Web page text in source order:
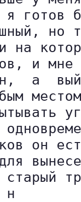
готов
на
и
а
он
старый
н